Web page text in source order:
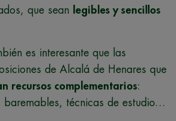
que sean
legibles y sencillos
es interesante que las
de Alcalá de Henares que
recursos complementarios:
baremables, técnicas de estudio…